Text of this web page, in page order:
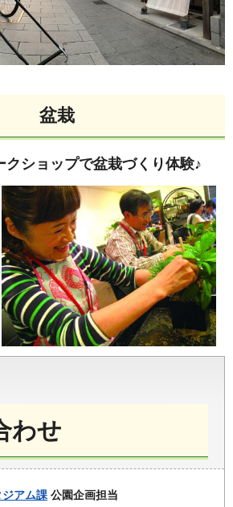
盆栽
クショップで盆栽づくり体験♪
わせ
アム課 公園企画担当